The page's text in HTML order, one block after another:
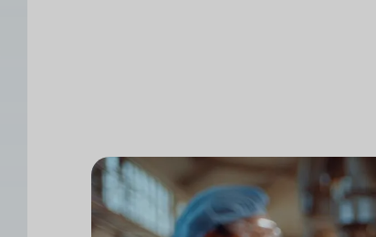
أبحاث سوق المحاماة